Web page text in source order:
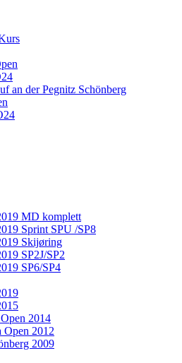
an der Pegnitz Schönberg
MD komplett
Sprint SPU /SP8
Skijøring
SP2J/SP2
SP6/SP4
2014
Open 2012
2009